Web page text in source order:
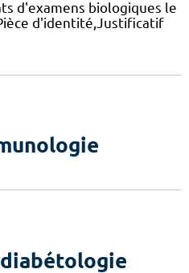
d'examens biologiques le
d'identité,Justificatif